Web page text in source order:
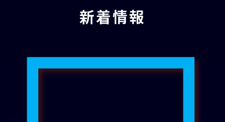
新着情報